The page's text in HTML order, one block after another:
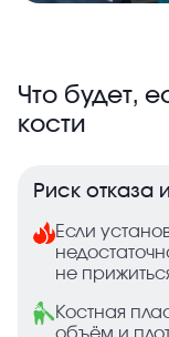
Что будет,
кости
Риск отказа
Если
не
Костная